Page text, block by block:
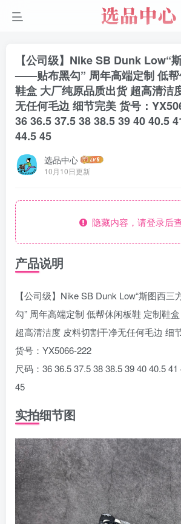
【公司级】Nike SB Dunk Low“
——贴布黑勾” 周年高端定制 低帮
鞋盒 大厂纯原品质出货 超高清洁
无任何毛边 细节完美 货号：
36 36.5 37.5 38 38.5 39 40 40.5
44.5 45
选品中心
10月10日更新
隐藏内容，请登录后
产品说明
【公司级】Nike SB Dunk Low“斯图西
勾” 周年高端定制 低帮休闲板鞋 定制鞋
超高清洁度 皮料切割干净无任何毛边 细
货号：YX5066-222
尺码：36 36.5 37.5 38 38.5 39 40 40.5
45
实拍细节图